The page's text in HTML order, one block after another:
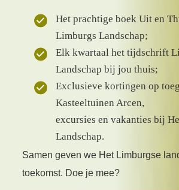
Het prachtige boek Uit en
Limburgs Landschap;
Elk kwartaal het tijdschrift
Landschap bij jou thuis;
Exclusieve kortingen op
Kasteeltuinen Arcen,
excursies en vakanties bij
Landschap.
Samen geven we Het Limburgse
toekomst. Doe je mee?